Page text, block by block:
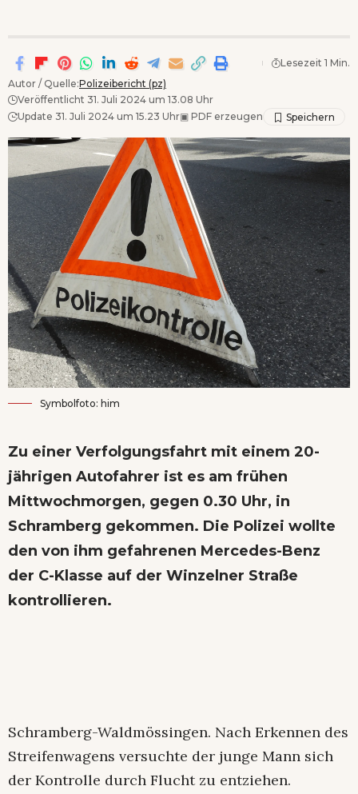
Autor / Quelle:Polizeibericht (pz)
Veröffentlicht 31. Juli 2024 um 13.08 Uhr
Update 31. Juli 2024 um 15.23 Uhr▣ PDF erzeugen
Lesezeit 1 Min.
Symbolfoto: him
Zu einer Verfolgungsfahrt mit einem 20-
jährigen Autofahrer ist es am frühen
Mittwochmorgen, gegen 0.30 Uhr, in
Schramberg gekommen. Die Polizei wollte
den von ihm gefahrenen Mercedes-Benz
der C-Klasse auf der Winzelner Straße
kontrollieren.
Schramberg-Waldmössingen. Nach Erkennen des
Streifenwagens versuchte der junge Mann sich
der Kontrolle durch Flucht zu entziehen.